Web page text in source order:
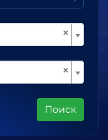
×
×
Поиск